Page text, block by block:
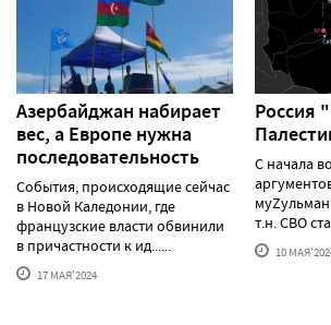
Азербайджан набирает
вес, а Европе нужна
последовательность
События, происходящие сейчас
в Новой Каледонии, где
французские власти обвинили
в причастности к ид......
17 МАЯ'2024
Россия
С начала
т.н. СВО
10